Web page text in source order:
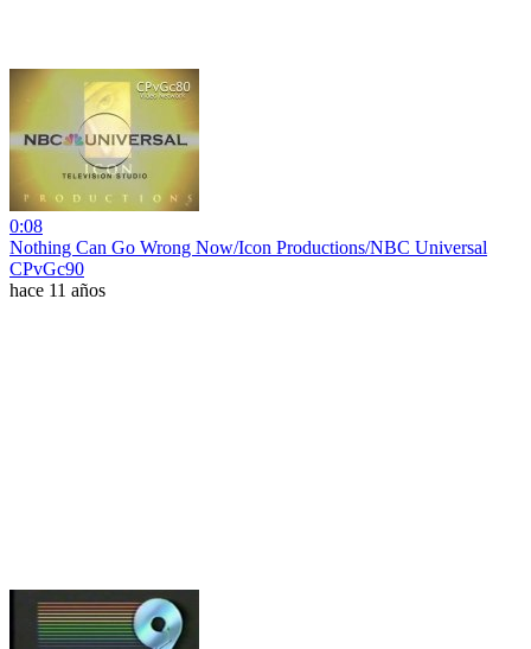
0:08
Nothing Can Go Wrong Now/Icon Productions/NBC Universal
CPvGc90
hace 11 años